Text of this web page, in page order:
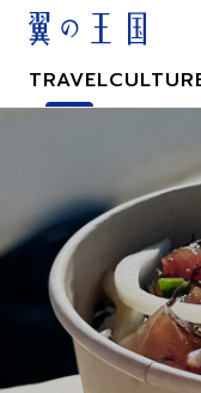
に
TRAVEL